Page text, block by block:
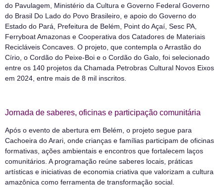
do Pavulagem, Ministério da Cultura e Governo Federal Governo
do Brasil Do Lado do Povo Brasileiro, e apoio do Governo do
Estado do Pará, Prefeitura de Belém, Point do Açaí, Sesc PA,
Ferryboat Amazonas e Cooperativa dos Catadores de Materiais
Recicláveis Concaves. O projeto, que contempla o Arrastão do
Círio, o Cordão do Peixe-Boi e o Cordão do Galo, foi selecionado
entre os 140 projetos da Chamada Petrobras Cultural Novos Eixos
em 2024, entre mais de 8 mil inscritos.
Jornada de saberes, oficinas e participação comunitária
Após o evento de abertura em Belém, o projeto segue para
Cachoeira do Arari, onde crianças e famílias participam de oficinas
formativas, ações ambientais e encontros que fortalecem laços
comunitários. A programação reúne saberes locais, práticas
artísticas e iniciativas de economia criativa que valorizam a cultura
amazônica como ferramenta de transformação social.